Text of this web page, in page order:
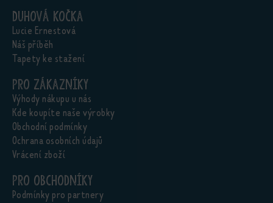
Duhová kočka
Lucie Ernestová
Náš příběh
Tapety ke stažení
Pro zákazníky
Výhody nákupu u nás
Kde koupíte naše výrobky
Obchodní podmínky
Ochrana osobních údajů
Vrácení zboží
Pro obchodníky
Podmínky pro partnery